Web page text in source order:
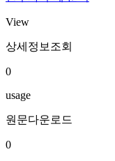
View
상세정보조회
0
usage
원문다운로드
0